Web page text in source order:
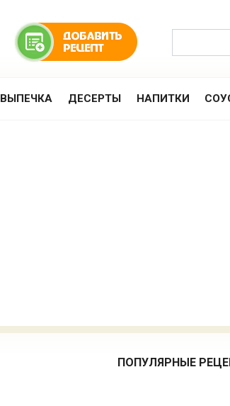
ВЫПЕЧКА ДЕСЕРТЫ НАПИТКИ
ПОПУЛЯРНЫЕ